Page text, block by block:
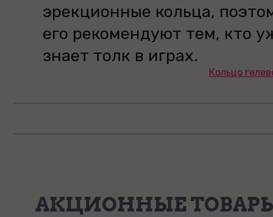
эрекционные кольца,
его рекомендуют тем, кто
знает толк в играх.
Кольцо
АКЦИОННЫЕ